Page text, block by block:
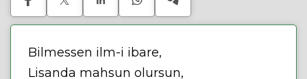
Bilmessen ilm-i ibare,
Lisanda mahsun olursun,